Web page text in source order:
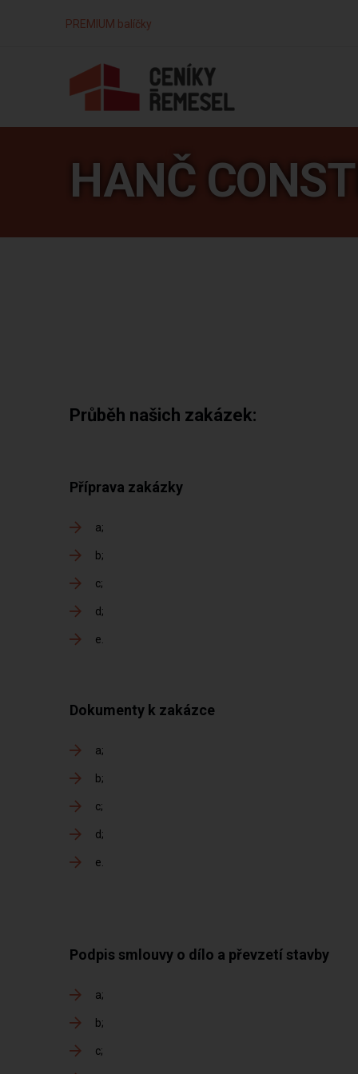
PREMIUM balíčky
HANČ
Průběh našich zakázek:
Příprava zakázky
a
b
c
d
e
Dokumenty k zakázce
a
b
c
d
e
Podpis smlouvy o dílo a převzetí stavby
a
b
c